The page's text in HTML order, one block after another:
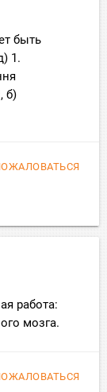
быть
1.
б)
работа:
мозга.